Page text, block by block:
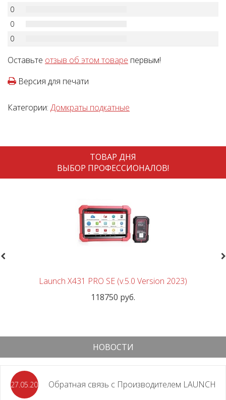
0
0
0
Оставьте отзыв об этом товаре первым!
Версия для печати
Категории: Домкраты подкатные
ТОВАР ДНЯ
ВЫБОР ПРОФЕССИОНАЛОВ!
Launch X431 PRO SE (v.5.0 Version 2023)
118750 руб.
НОВОСТИ
27.05.2026 Обратная связь с Производителем LAUNCH